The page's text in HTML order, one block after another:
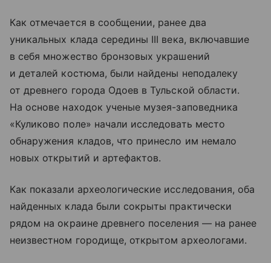
Как отмечается в сообщении, ранее два
уникальных клада середины III века, включавшие
в себя множество бронзовых украшений
и деталей костюма, были найдены неподалеку
от древнего города Одоев в Тульской области.
На основе находок ученые музея-заповедника
«Куликово поле» начали исследовать место
обнаружения кладов, что принесло им немало
новых открытий и артефактов.
Как показали археологические исследования, оба
найденных клада были сокрыты практически
рядом на окраине древнего поселения — на ранее
неизвестном городище, открытом археологами.